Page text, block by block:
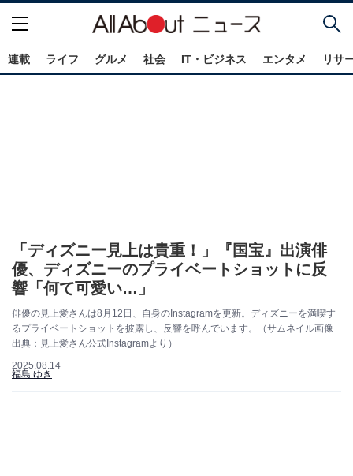
連載 ライフ グルメ 社会 IT・ビジネス エンタメ リサ
「ディズニー見上は貴重！」『国宝』出演俳
優、ディズニーのプライベートショットに反
響「何て可愛い…」
俳優の見上愛さんは8月12日、自身のInstagramを更新。ディズニーを満喫す
るプライベートショットを披露し、反響を呼んでいます。（サムネイル画像
出典：見上愛さん公式Instagramより）
2025.08.14
福島 ゆき